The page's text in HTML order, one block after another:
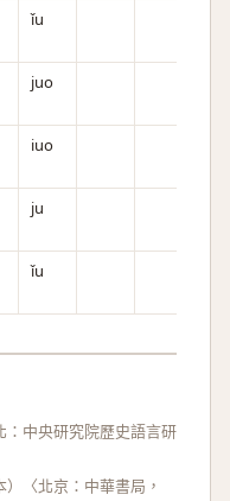
ǐu
juo
iuo
ju
ǐu
中央研究院歷史語言研
〈北京：中華書局，